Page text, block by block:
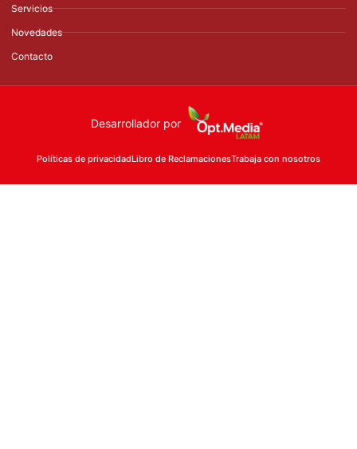
Servicios
Novedades
Contacto
Desarrollador por
Políticas de privacidadLibro de ReclamacionesTrabaja con nosotros